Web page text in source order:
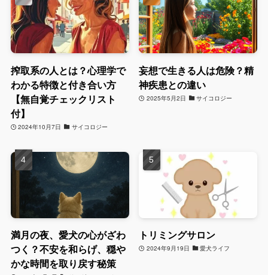
搾取系の人とは？心理学で
わかる特徴と付き合い方
【無自覚チェックリスト
付】
2024年10月7日 サイコロジー
妄想で生きる人は危険？精
神疾患との違い
2025年5月2日 サイコロジー
満月の夜、愛犬の心がざわ
つく？不安を和らげ、穏や
かな時間を取り戻す秘策
トリミングサロン
2024年9月19日 愛犬ライフ